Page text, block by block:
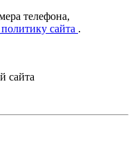
телефона,
сайта .
сайта